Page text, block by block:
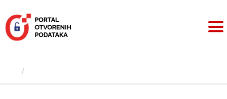
sadržaj